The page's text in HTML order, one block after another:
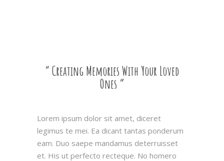
“ Creating Memories With Your Loved
Ones ”
Lorem ipsum dolor sit amet, diceret
legimus te mei. Ea dicant tantas ponderum
eam. Duo saepe mandamus deterruisset
et. His ut perfecto recteque. No homero